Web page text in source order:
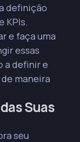
definição
KPIs.
e faça uma
essas
a definir e
maneira
Suas
seu